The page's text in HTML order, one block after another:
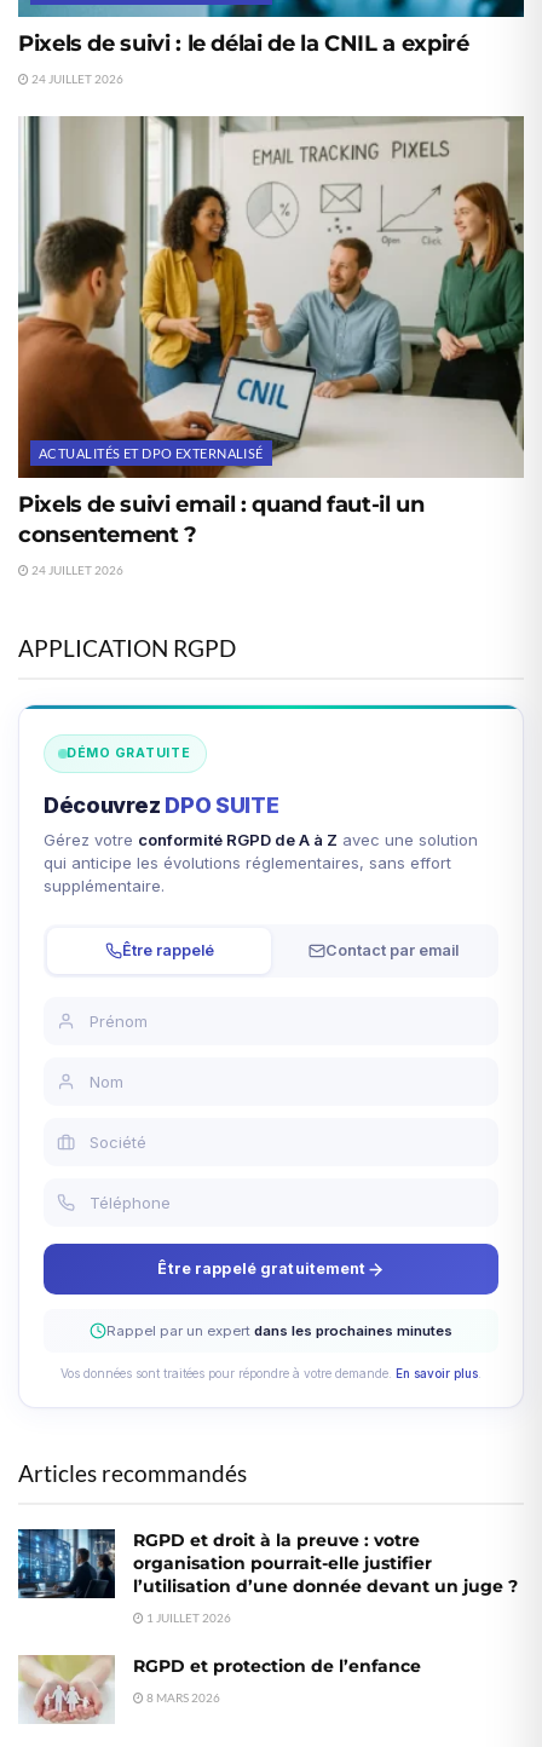
Pixels de suivi : le délai de la CNIL a expiré
24 JUILLET 2026
ACTUALITÉS ET DPO EXTERNALISÉ
Pixels de suivi email : quand faut-il un
consentement ?
24 JUILLET 2026
APPLICATION RGPD
DÉMO GRATUITE
Découvrez DPO SUITE
Gérez votre conformité RGPD de A à Z avec une solution
qui anticipe les évolutions réglementaires, sans effort
supplémentaire.
Être rappelé Contact par email
Être rappelé gratuitement
Rappel par un expert dans les prochaines minutes
Vos données sont traitées pour répondre à votre demande. En savoir plus
Articles recommandés
RGPD et droit à la preuve : votre
organisation pourrait-elle justifier
l’utilisation d’une donnée devant un juge ?
1 JUILLET 2026
RGPD et protection de l’enfance
8 MARS 2026